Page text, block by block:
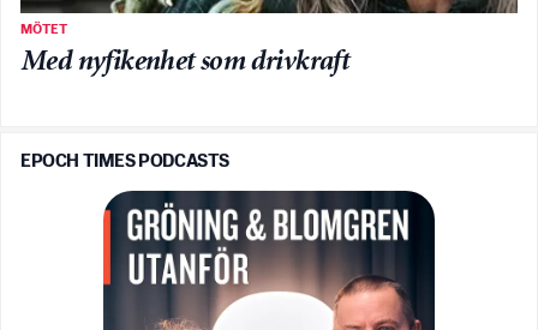
MÖTET
Med nyfikenhet som drivkraft
EPOCH TIMES PODCASTS